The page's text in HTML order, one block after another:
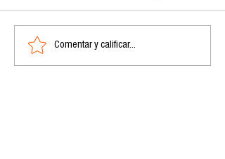
Google y su nueva
aplicación
Comentar y calificar...